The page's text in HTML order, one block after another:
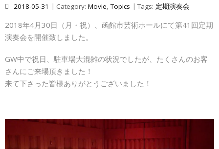
2018-05-31 Category: Movie,Topics Tags: 定期演奏会
2018年4月30日（月・祝）、函館市芸術ホールにて第41回定期
演奏会を開催致しました。
GW中で祝日、駐車場大混雑の状況でしたが、たくさんのお客
さんにご来場頂きました！
来て下さった皆様ありがとうございました！